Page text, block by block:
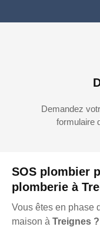
SOS plombier
plomberie à
Vous êtes en phase
maison à Treignes ?
Demandez
formulaire